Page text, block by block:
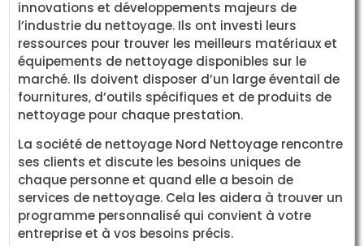
innovations et développements majeurs de
l’industrie du nettoyage. Ils ont investi leurs
ressources pour trouver les meilleurs matériaux et
équipements de nettoyage disponibles sur le
marché. Ils doivent disposer d’un large éventail de
fournitures, d’outils spécifiques et de produits de
nettoyage pour chaque prestation.
La société de nettoyage Nord Nettoyage rencontre
ses clients et discute les besoins uniques de
chaque personne et quand elle a besoin de
services de nettoyage. Cela les aidera à trouver un
programme personnalisé qui convient à votre
entreprise et à vos besoins précis.